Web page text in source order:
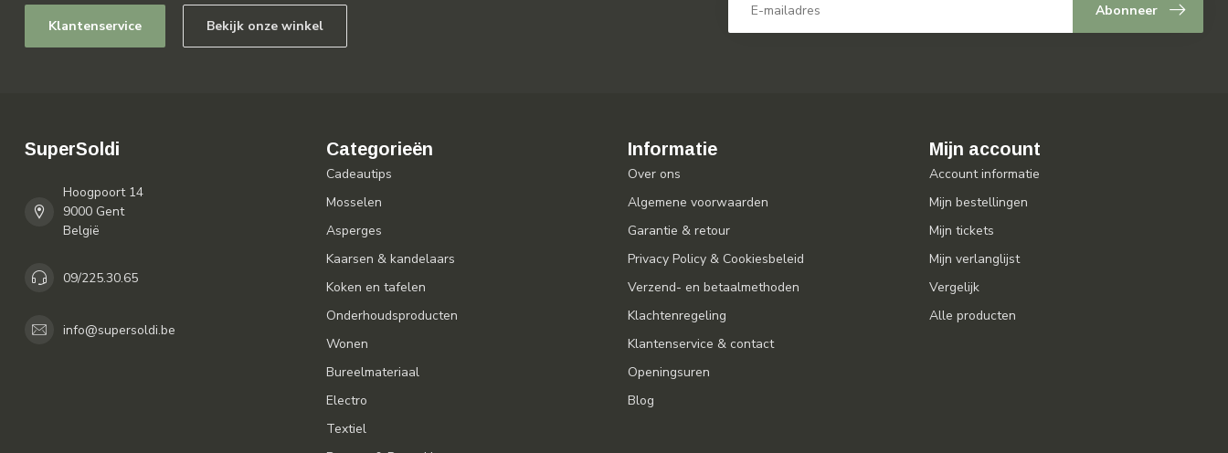
Klantenservice Bekijk onze winkel
Abonneer
SuperSoldi
Hoogpoort 14
9000 Gent
België
09/225.30.65
info@supersoldi.be
Categorieën
Cadeautips
Mosselen
Asperges
Kaarsen & kandelaars
Koken en tafelen
Onderhoudsproducten
Wonen
Bureelmateriaal
Electro
Textiel
Informatie
Over ons
Algemene voorwaarden
Garantie & retour
Privacy Policy & Cookiesbeleid
Verzend- en betaalmethoden
Klachtenregeling
Klantenservice & contact
Openingsuren
Blog
Mijn account
Account informatie
Mijn bestellingen
Mijn tickets
Mijn verlanglijst
Vergelijk
Alle producten